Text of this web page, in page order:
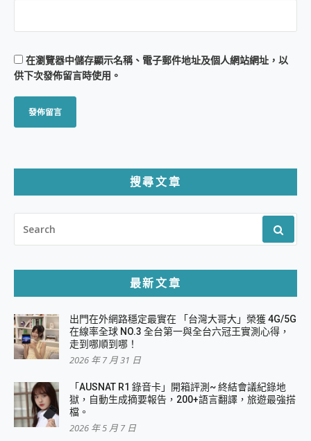
在瀏覽器中儲存顯示名稱、電子郵件地址及個人網站網址，以
供下次發佈留言時使用。
搜尋文章
FOR:
最新文章
出門在外網路穩定最實在 「台灣大哥大」榮獲 4G/5G
在線率全球 NO.3 全台第一與全台六冠王實測心得，
走到哪順到哪！
2026 年 7 月 31 日
「AUSNAT R1 錄音卡」開箱評測~ 終結會議紀錄地
獄，自動生成摘要報告，200+語言翻譯，旅遊最強搭
檔。
2026 年 5 月 7 日